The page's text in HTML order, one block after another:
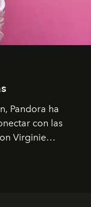
Pandora ha
con las
Virginie
y el valor